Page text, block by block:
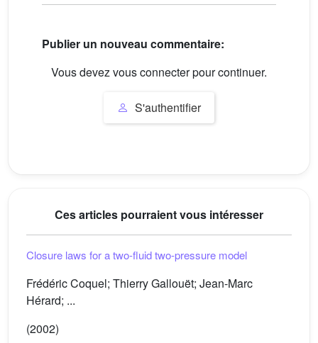
Publier un nouveau commentaire:
Vous devez vous connecter pour continuer.
S'authentifier
Ces articles pourraient vous intéresser
Closure laws for a two-fluid two-pressure model
Frédéric Coquel; Thierry Gallouët; Jean-Marc
Hérard; ...
(2002)